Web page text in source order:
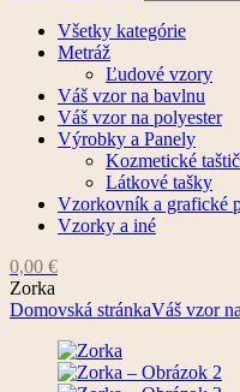
Všetky kategórie
Metráž
Ľudové vzory
Váš vzor na bavlnu
Váš vzor na polyester
Výrobky a Panely
Kozmetické
Látkové tašky
Vzorkovník a grafické
Vzorky a iné
0,00 €
Zorka
Domovská stránkaVáš vzor